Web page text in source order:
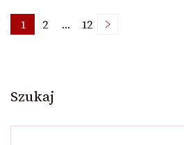
Stronicowanie
Strona
1 Strona
2 … Strona
12
Szukaj